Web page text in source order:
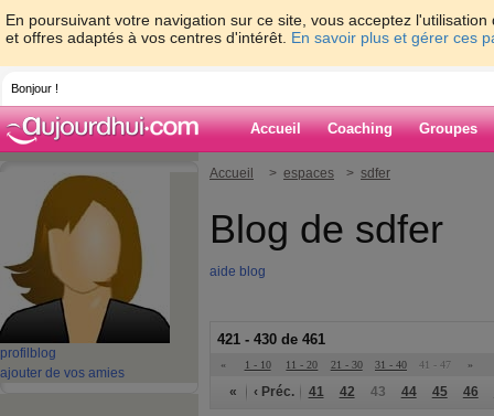
En poursuivant votre navigation sur ce site, vous acceptez
et offres adaptés à vos centres d'intérêt. En savoir plus et gérer ces
Bonjour !
Accueil Coaching Groupes
profil blog
ajouter de vos amies
Accueil > espaces > sdfer
Blog de sdfer
aide blog
421 - 430 de 461
« 1 - 10 11 - 20 21 - 30 31 - 40 41 - 47 »
« ‹ Préc. 41 42 43 44 45 46